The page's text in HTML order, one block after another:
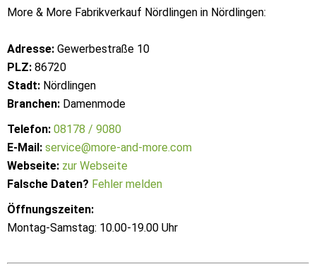
More & More Fabrikverkauf Nördlingen in Nördlingen:
Adresse: Gewerbestraße 10
PLZ: 86720
Stadt: Nördlingen
Branchen: Damenmode
Telefon: 08178 / 9080
E-Mail: service@more-and-more.com
Webseite: zur Webseite
Falsche Daten? Fehler melden
Öffnungszeiten:
Montag-Samstag: 10.00-19.00 Uhr